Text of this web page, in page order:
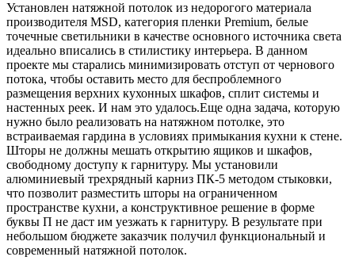
Установлен натяжной потолок из недорогого материала
производителя MSD, категория пленки Premium, белые
точечные светильники в качестве основного источника света
идеально вписались в стилистику интерьера. В данном
проекте мы старались минимизировать отступ от чернового
потока, чтобы оставить место для беспроблемного
размещения верхних кухонных шкафов, сплит системы и
настенных реек. И нам это удалось.Еще одна задача, которую
нужно было реализовать на натяжном потолке, это
встраиваемая гардина в условиях примыкания кухни к стене.
Шторы не должны мешать открытию ящиков и шкафов,
свободному доступу к гарнитуру. Мы установили
алюминиевый трехрядный карниз ПК-5 методом стыковки,
что позволит разместить шторы на ограниченном
пространстве кухни, а конструктивное решение в форме
буквы П не даст им уезжать к гарнитуру. В результате при
небольшом бюджете заказчик получил функциональный и
современный натяжной потолок.